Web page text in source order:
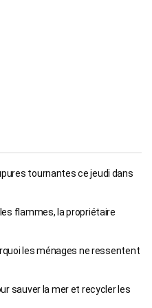
tournantes ce jeudi dans
flammes, la propriétaire
les ménages ne ressentent
sauver la mer et recycler les